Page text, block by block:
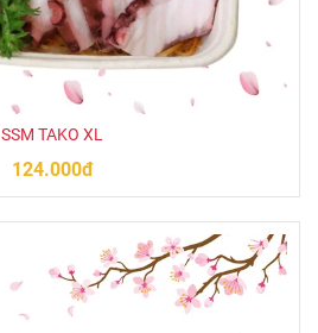
SSM TAKO XL
124.000đ